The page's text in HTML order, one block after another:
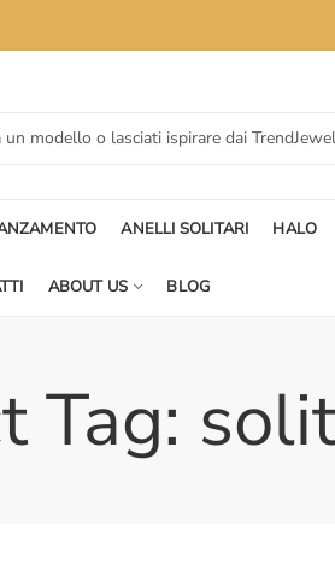
ANELLI SOLITARI HALO
ABOUT US BLOG
Tag: